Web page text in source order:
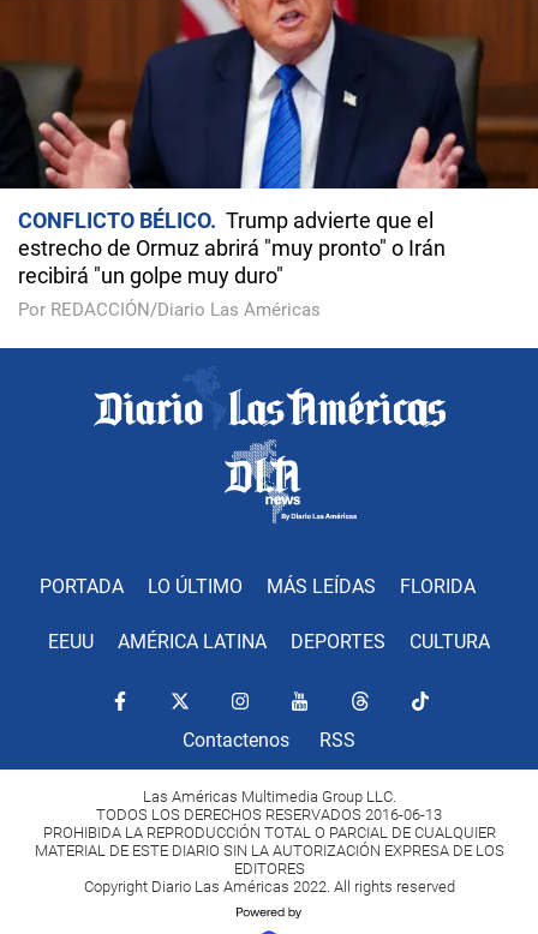
CONFLICTO BÉLICO
Trump advierte que el
estrecho de Ormuz abrirá "muy pronto" o Irán
recibirá "un golpe muy duro"
Por REDACCIÓN/Diario Las Américas
PORTADA LO ÚLTIMO MÁS LEÍDAS FLORIDA
EEUU AMÉRICA LATINA DEPORTES CULTURA
Contactenos RSS
Las Américas Multimedia Group LLC.
TODOS LOS DERECHOS RESERVADOS 2016-06-13
PROHIBIDA LA REPRODUCCIÓN TOTAL O PARCIAL DE CUALQUIER
MATERIAL DE ESTE DIARIO SIN LA AUTORIZACIÓN EXPRESA DE LOS
EDITORES
Copyright Diario Las Américas 2022. All rights reserved